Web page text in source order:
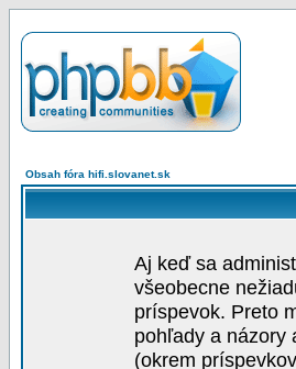
Obsah fóra hifi.slovanet.sk
Aj keď sa
všeobecne
príspevok. Preto
pohľady a názory
(okrem